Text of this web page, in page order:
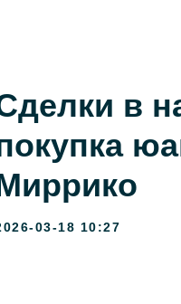
в
03-18 10:27